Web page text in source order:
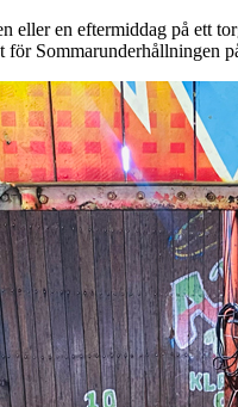
eller en eftermiddag på ett
för Sommarunderhållningen